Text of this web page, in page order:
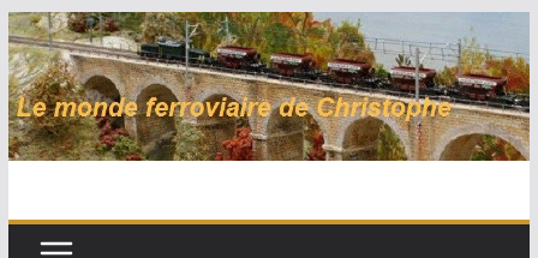
Passer
au
contenu